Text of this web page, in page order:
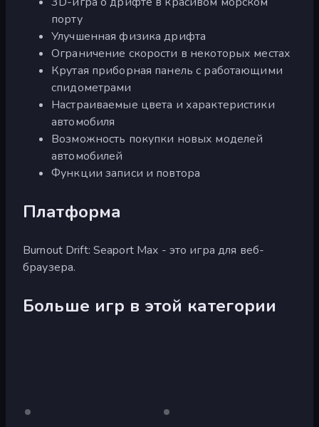
порту
Улучшенная физика дрифта
Ограничение скорости в некоторых местах
Крутая приборная панель с работающими
спидометрами
Настраиваемые цвета и характеристики
автомобиля
Возможность покупки новых моделей
автомобилей
Функции записи и повтора
Платформа
Burnout Drift: Seaport Max - это игра для веб-
браузера.
Больше игр в этой категории
Burnout
Только
Burnout
Только